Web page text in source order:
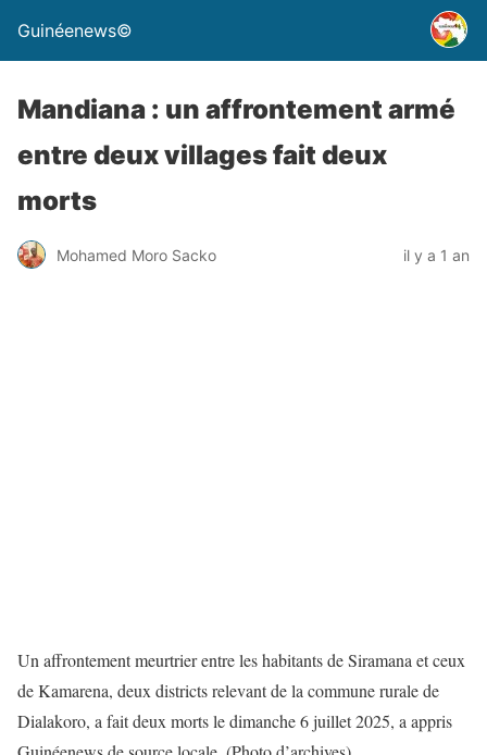
Guinéenews©
Mandiana : un affrontement armé
entre deux villages fait deux
morts
Mohamed Moro Sacko il y a 1 an
Un affrontement meurtrier entre les habitants de Siramana et ceux
de Kamarena, deux districts relevant de la commune rurale de
Dialakoro, a fait deux morts le dimanche 6 juillet 2025, a appris